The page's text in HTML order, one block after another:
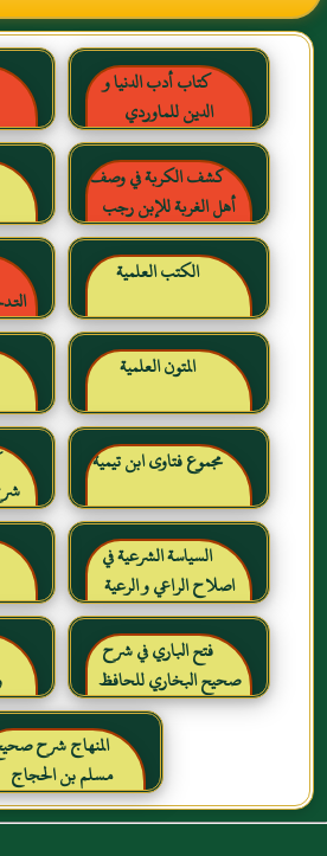
كتاب أدب الدنيا و
الدين للماوردي
كشف الكربة في وصف
أهل الغربة للإبن رجب
الحنبلي رحمه الله
الكتب العلمية
لا
خالد
المتون العلمية
مجموع فتاوى ابن تيمية
السياسة الشرعية في
اصلاح الراعي و الرعية
فتح الباري في شرح
صحيح البخاري للحافظ
ابن حجر العسقلاني
المنهاج شرح
مسلم بن الحجاج